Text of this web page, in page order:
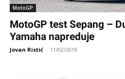
MotoGP
MotoGP test Sepang –
Yamaha napreduje
Jovan Ristić - 11/02/2019